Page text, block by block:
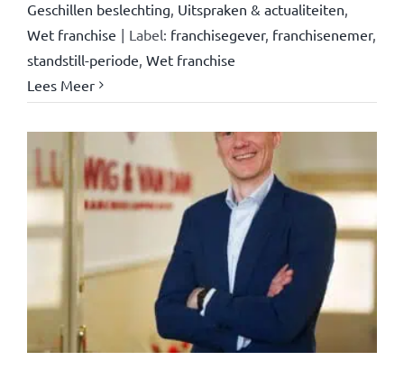
Geschillen beslechting Uitspraken & actualiteiten
Wet franchise | Label: franchisegever, franchisenemer,
standstill-periode Wet franchise
Lees Meer